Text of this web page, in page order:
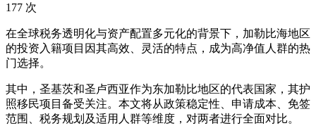
177 次
在全球税务透明化与资产配置多元化的背景下，加勒比海地区
的投资入籍项目因其高效、灵活的特点，成为高净值人群的热
门选择。
其中，圣基茨和圣卢西亚作为东加勒比地区的代表国家，其护
照移民项目备受关注。本文将从政策稳定性、申请成本、免签
范围、税务规划及适用人群等维度，对两者进行全面对比。